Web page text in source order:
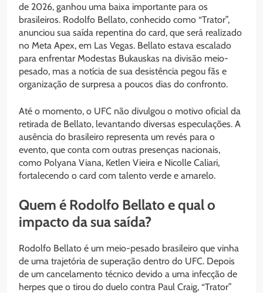
de 2026, ganhou uma baixa importante para os
brasileiros. Rodolfo Bellato, conhecido como “Trator”,
anunciou sua saída repentina do card, que será realizado
no Meta Apex, em Las Vegas. Bellato estava escalado
para enfrentar Modestas Bukauskas na divisão meio-
pesado, mas a notícia de sua desistência pegou fãs e
organização de surpresa a poucos dias do confronto.
Até o momento, o UFC não divulgou o motivo oficial da
retirada de Bellato, levantando diversas especulações. A
ausência do brasileiro representa um revés para o
evento, que conta com outras presenças nacionais,
como Polyana Viana, Ketlen Vieira e Nicolle Caliari,
fortalecendo o card com talento verde e amarelo.
Quem é Rodolfo Bellato e qual o
impacto da sua saída?
Rodolfo Bellato é um meio-pesado brasileiro que vinha
de uma trajetória de superação dentro do UFC. Depois
de um cancelamento técnico devido a uma infecção de
herpes que o tirou do duelo contra Paul Craig, “Trator”